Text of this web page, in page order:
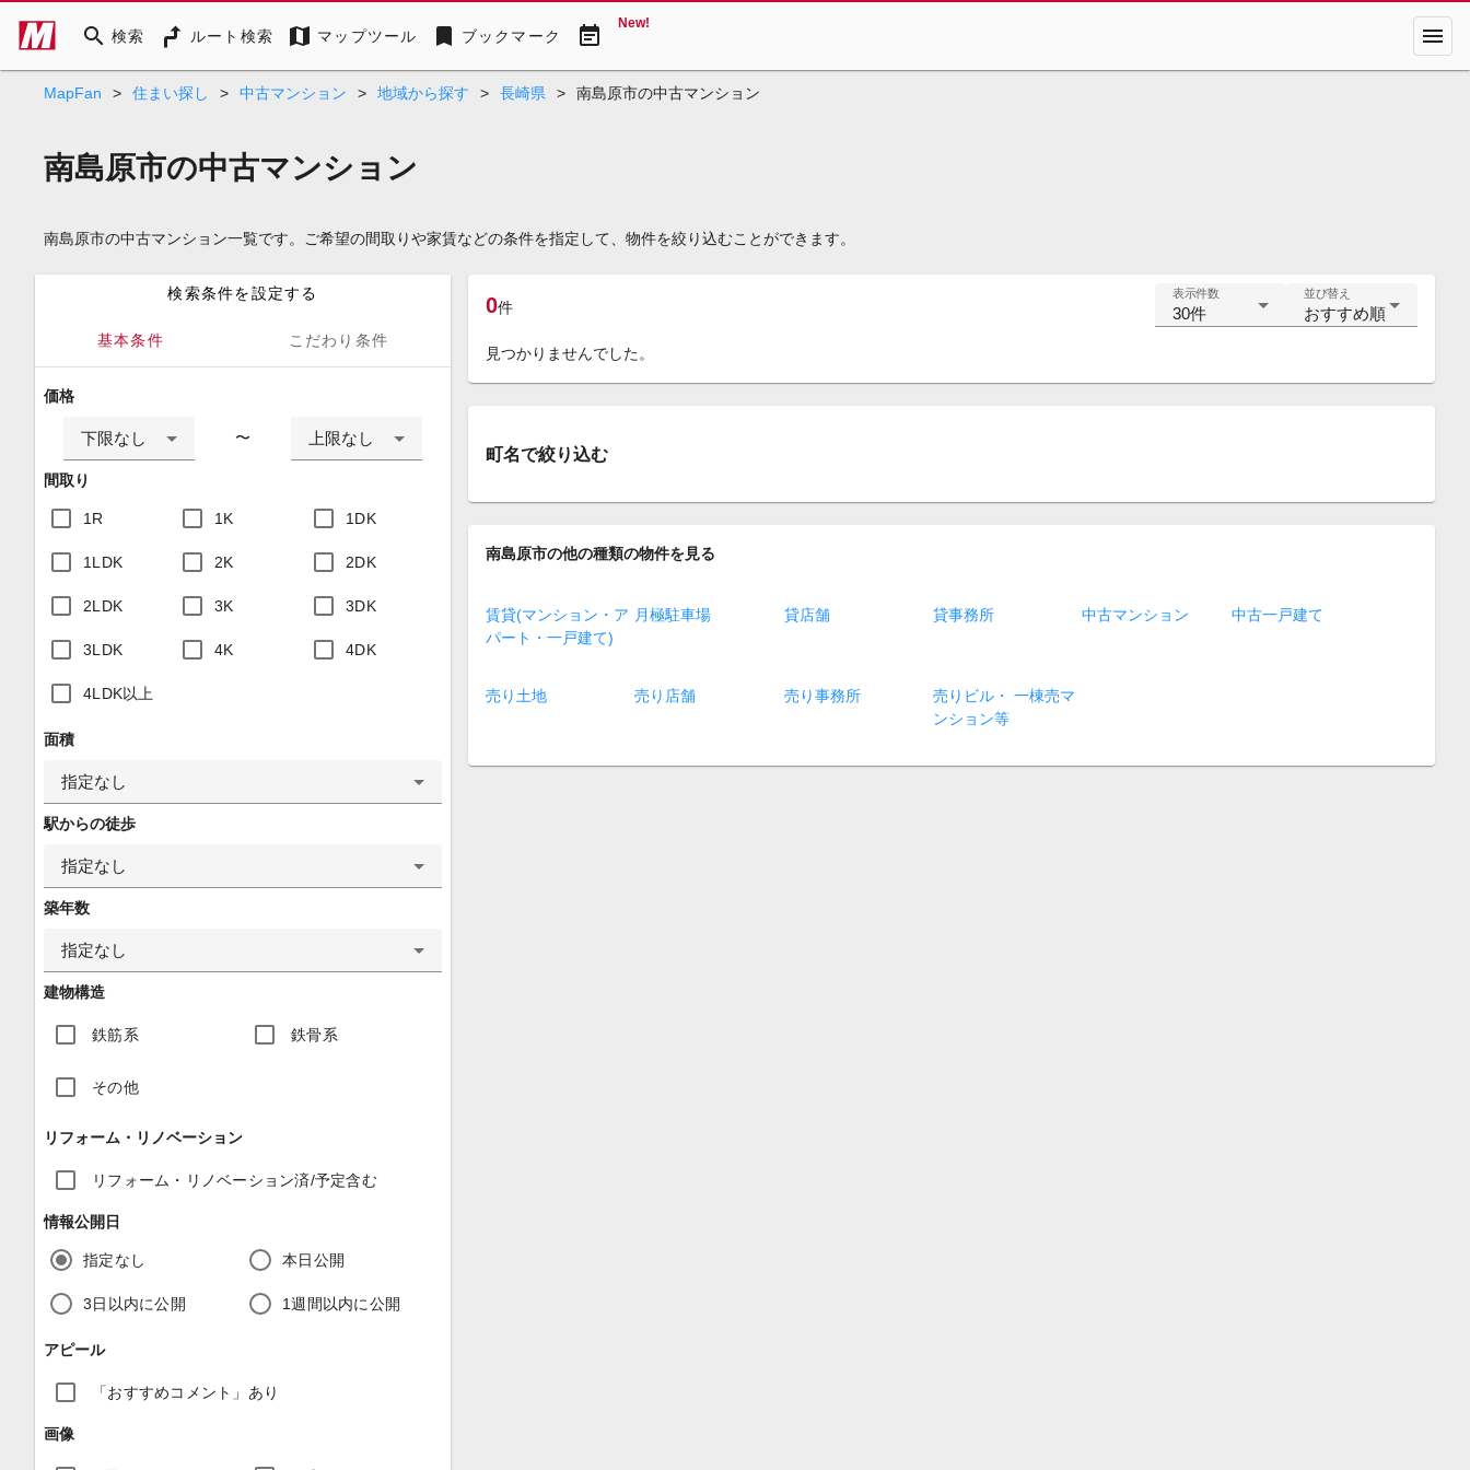
search 検索 ルート検索 map マップツール bookmark ブックマーク event_note New! menu
MapFan > 住まい探し > 中古マンション > 地域から探す > 長崎県 > 南島原市の中古マンション
南島原市の中古マンション
南島原市の中古マンション一覧です。ご希望の間取りや家賃などの条件を指定して、物件を絞り込むことができます。
検索条件を設定する
基本条件 こだわり条件
価格
下限なし 〜 上限なし
間取り
1R 1K 1DK
1LDK 2K 2DK
2LDK 3K 3DK
3LDK 4K 4DK
4LDK以上
面積
指定なし
駅からの徒歩
指定なし
築年数
指定なし
建物構造
鉄筋系 鉄骨系
その他
リフォーム・リノベーション
リフォーム・リノベーション済/予定含む
情報公開日
指定なし 本日公開
3日以内に公開 1週間以内に公開
アピール
「おすすめコメント」あり
画像
0件
表示件数
30件
並び替え
おすすめ順
見つかりませんでした。
町名で絞り込む
南島原市の他の種類の物件を見る
賃貸(マンション・ア
パート・一戸建て)
月極駐車場 貸店舗 貸事務所 中古マンション 中古一戸建て
売り土地 売り店舗 売り事務所
売りビル・ 一棟売マ
ンション等